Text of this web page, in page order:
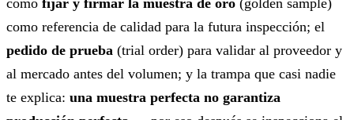
cómo fijar y firmar la muestra de oro (golden sample)
como referencia de calidad para la futura inspección; el
pedido de prueba (trial order) para validar al proveedor y
al mercado antes del volumen; y la trampa que casi nadie
te explica: una muestra perfecta no garantiza